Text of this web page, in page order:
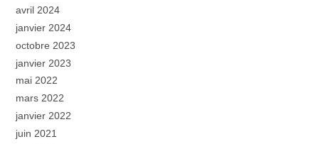
avril 2024
janvier 2024
octobre 2023
janvier 2023
mai 2022
mars 2022
janvier 2022
juin 2021